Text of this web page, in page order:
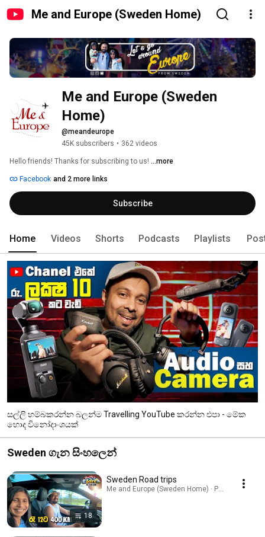
Me and Europe (Sweden Home)
Me and Europe (Sweden
Home)
@meandeurope
45K subscribers • 362 videos
Hello friends! Thanks for subscribing to us! ...more
Facebook and 2 more links
Subscribe
Home Videos Shorts Podcasts Playlists
සල්ලි හම්බකරන්න බලන්ම Travelling YouTube කරන්න එපා - මේක
හොද විනෝදාංශයක්
Sweden ගැන සිංහලෙන්
18
Sweden Road trips
Me and Europe (Sweden Home) · Playlist